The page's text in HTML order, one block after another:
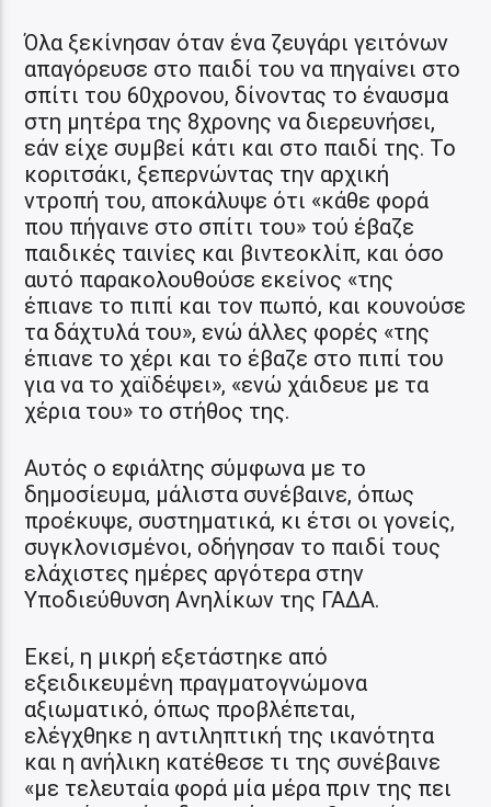
Όλα ξεκίνησαν όταν ένα ζευγάρι γειτόνων
απαγόρευσε στο παιδί του να πηγαίνει στο
σπίτι του 60χρονου, δίνοντας το έναυσμα
στη μητέρα της 8χρονης να διερευνήσει,
εάν είχε συμβεί κάτι και στο παιδί της. Το
κοριτσάκι, ξεπερνώντας την αρχική
ντροπή του, αποκάλυψε ότι «κάθε φορά
που πήγαινε στο σπίτι του» τού έβαζε
παιδικές ταινίες και βιντεοκλίπ, και όσο
αυτό παρακολουθούσε εκείνος «της
έπιανε το πιπί και τον πωπό, και κουνούσε
τα δάχτυλά του», ενώ άλλες φορές «της
έπιανε το χέρι και το έβαζε στο πιπί του
για να το χαϊδέψει», «ενώ χάιδευε με τα
χέρια του» το στήθος της.
Αυτός ο εφιάλτης σύμφωνα με το
δημοσίευμα, μάλιστα συνέβαινε, όπως
προέκυψε, συστηματικά, κι έτσι οι γονείς,
συγκλονισμένοι, οδήγησαν το παιδί τους
ελάχιστες ημέρες αργότερα στην
Υποδιεύθυνση Ανηλίκων της ΓΑΔΑ.
Εκεί, η μικρή εξετάστηκε από
εξειδικευμένη πραγματογνώμονα
αξιωματικό, όπως προβλέπεται,
ελέγχθηκε η αντιληπτική της ικανότητα
και η ανήλικη κατέθεσε τι της συνέβαινε
«με τελευταία φορά μία μέρα πριν της πει